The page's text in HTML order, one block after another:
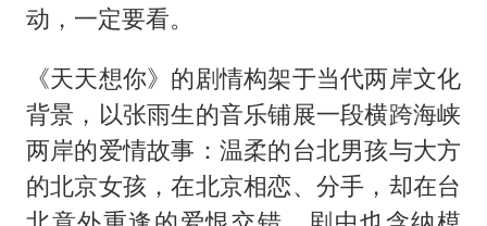
韩军前线部队连曝丑闻
云南一男子胃中取出180颗铁钉
奋力开创中国式现代化建设新局面
动，一定要看。
《天天想你》的剧情构架于当代两岸文化
背景，以张雨生的音乐铺展一段横跨海峡
两岸的爱情故事：温柔的台北男孩与大方
的北京女孩，在北京相恋、分手，却在台